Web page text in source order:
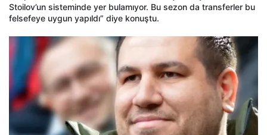
Stoilov’un sisteminde yer bulamıyor. Bu sezon da transferler bu
felsefeye uygun yapıldı” diye konuştu.